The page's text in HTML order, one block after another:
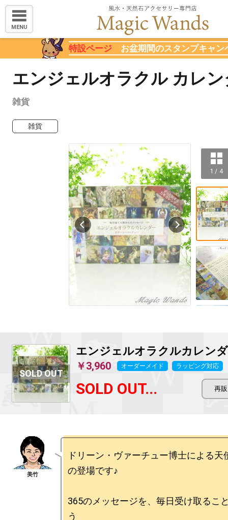
MENU
特設ページ お盆期間のスタンプキャン
エンジェルオラクル カレ
雑貨
雑貨
1 / 4
エンジェルオラクルカレン
￥3,960 オーダーメイド ラッピング対応
SOLD OUT...
ドリーン・ヴァーチュー博士による天
の登場です♪
365のメッセージを、毎日受け取るこ
う